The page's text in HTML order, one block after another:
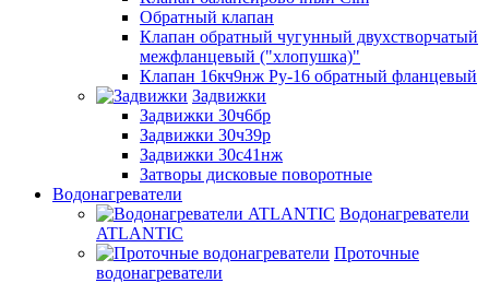
Обратный клапан
Клапан обратный чугунный двухстворчатый
межфланцевый ("хлопушка)"
Клапан 16кч9нж Ру-16 обратный фланцевый
Задвижки
Задвижки 30ч6бр
Задвижки 30ч39р
Задвижки 30с41нж
Затворы дисковые поворотные
Водонагреватели
Водонагреватели
ATLANTIC
Проточные
водонагреватели